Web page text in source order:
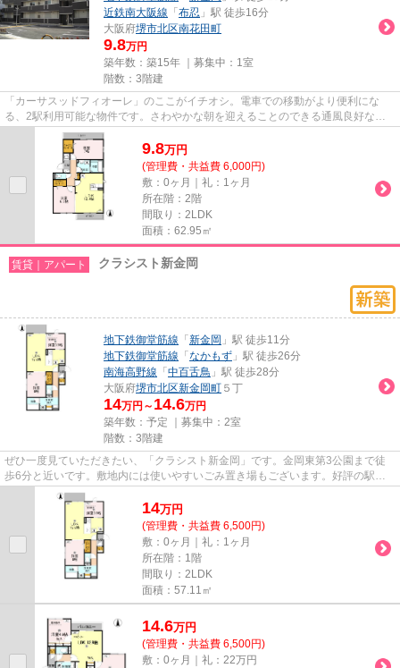
近鉄南大阪線 「 布忍 」駅 徒歩16分
大阪府堺市北区南花田町
9.8万円
築年数：築15年 ｜募集中： 1室
階数：3階建
「カーサスッドフィオーレ」のここがイチオシ。電車での移動がより便利にな
る、2駅利用可能な物件です。さわやかな朝を迎えることのできる通風良好な物
件。通勤前にも簡単にごみを捨て...
9.8万円
(管理費・共益費 6,000円)
敷：0ヶ月｜礼：1ヶ月
所在階：2階
間取り：2LDK
面積：62.95㎡
賃貸｜アパート クラシスト新金岡
地下鉄御堂筋線 「 新金岡 」駅 徒歩11分
地下鉄御堂筋線 「 なかもず 」駅 徒歩26分
南海高野線 「 中百舌鳥 」駅 徒歩28分
大阪府堺市北区新金岡町 ５丁
14万円～ 14.6万円
築年数：予定 ｜募集中： 2室
階数：3階建
ぜひ一度見ていただきたい、「クラシスト新金岡」です。金岡東第3公園まで徒
歩6分と近いです。敷地内には使いやすいごみ置き場もございます。好評の駅近
物件で、徒歩11分でのアクセス...
14万円
(管理費・共益費 6,500円)
敷：0ヶ月｜礼：1ヶ月
所在階：1階
間取り：2LDK
面積：57.11㎡
14.6万円
(管理費・共益費 6,500円)
敷：0ヶ月｜礼：22万円